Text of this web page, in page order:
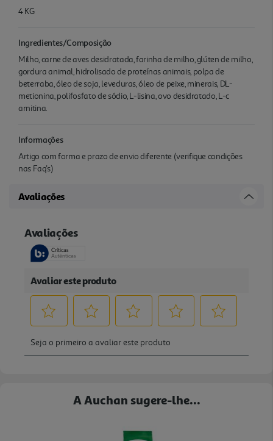
4 KG
Ingredientes/Composição
Milho, carne de aves desidratada, farinha de milho, glúten de milho,
gordura animal, hidrolisado de proteínas animais, polpa de
beterraba, óleo de soja, leveduras, óleo de peixe, minerais, DL-
metionina, polifosfato de sódio, L-lisina, ovo desidratado, L-c
arnitina.
Informações
Artigo com forma e prazo de envio diferente (verifique condições
nas Faq's)
Avaliações
A Auchan sugere-lhe...